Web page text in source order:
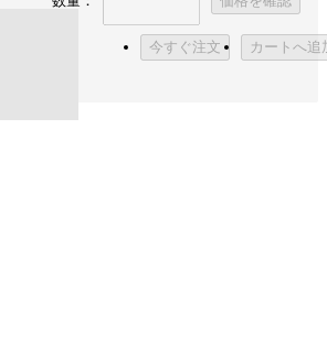
今すぐ注文 カートへ追